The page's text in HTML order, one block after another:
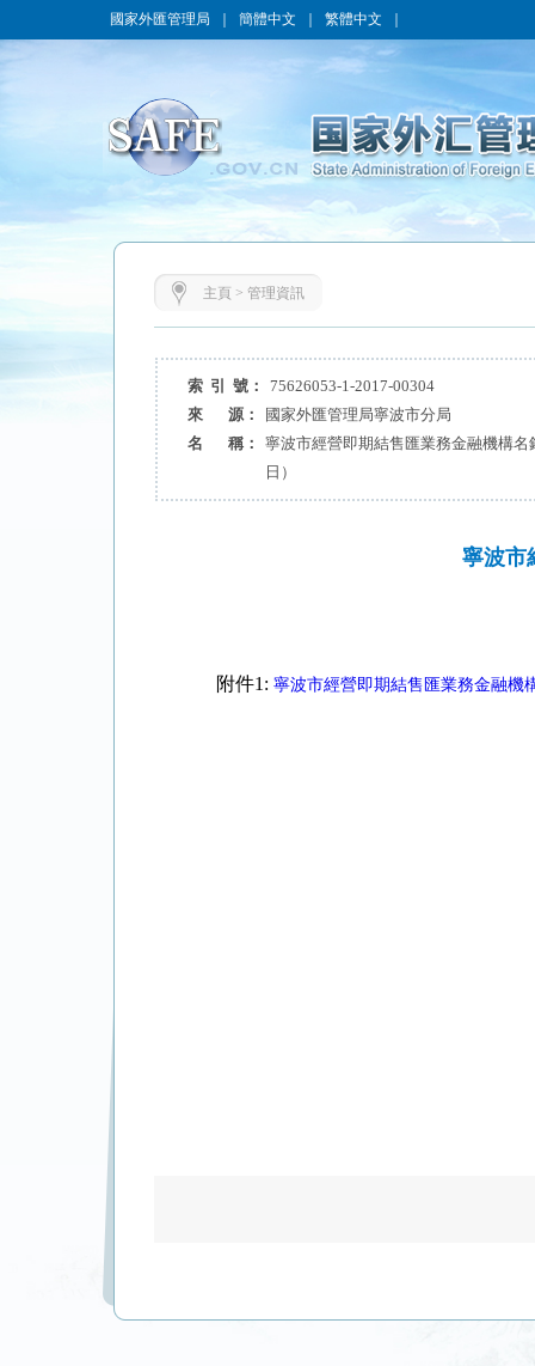
國家外匯管理局 簡體中文 繁體中文
主頁 > 管理資訊
索 引 號：
75626053-1-2017-00304
來 源：
國家外匯管理局寧波市分局
名 稱：
寧波市經營即期結售匯業務金融機構名
日）
寧波市
附件1: 寧波市經營即期結售匯業務金融機